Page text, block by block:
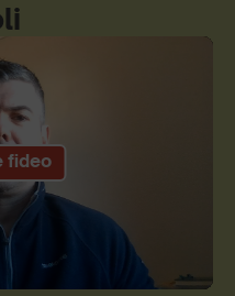
Mute Settings
Play